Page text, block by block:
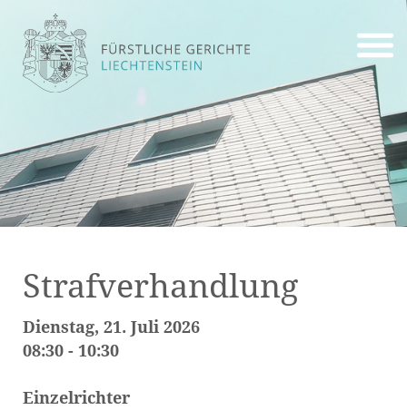
Strafverhandlung
Dienstag, 21. Juli 2026
08:30 - 10:30
Einzelrichter